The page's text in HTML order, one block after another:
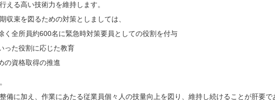
える高い技術力を維持します。
収束を図るための対策としましては、
く全所員約600名に緊急時対策要員としての役割を付与
った役割に応じた教育
の資格取得の推進
備に加え、作業にあたる従業員個々人の技量向上を図り、維持し続けることが肝要で